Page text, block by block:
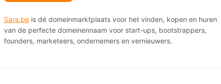
Sara.beis dé domeinmarktplaats voor het vinden, kopen en huren
van de perfecte domeinennaam voor start-ups, bootstrappers,
founders, marketeers, ondernemers en vernieuwers.